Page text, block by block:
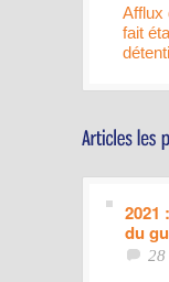
Afflux
fait
2021
du
28